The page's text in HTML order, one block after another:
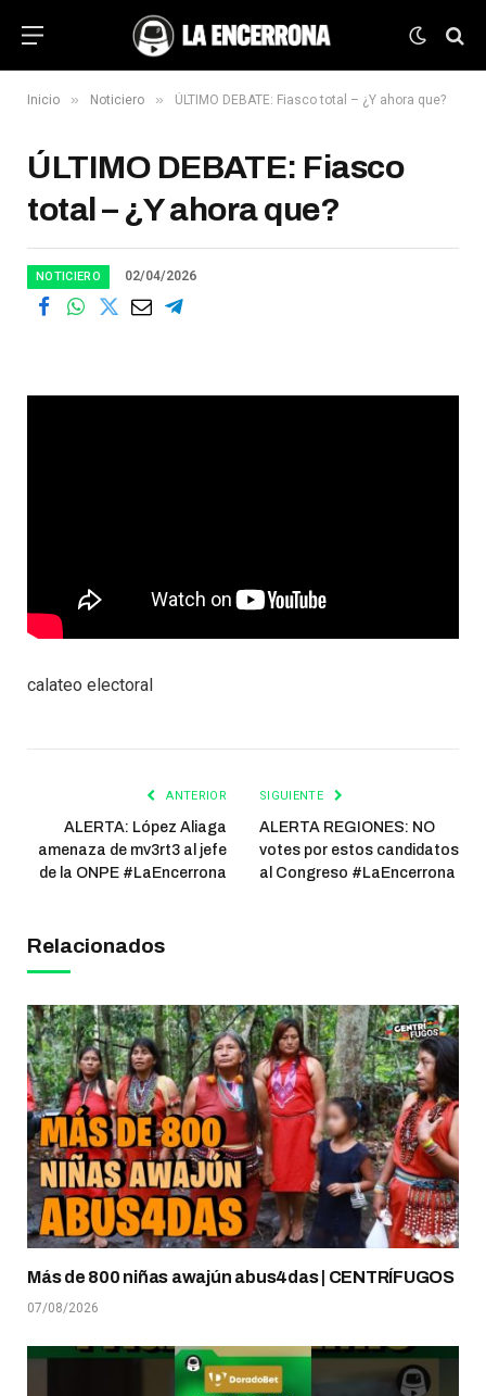
Inicio » Noticiero » ÚLTIMO DEBATE: Fiasco total – ¿Y ahora que?
ÚLTIMO DEBATE: Fiasco
total – ¿Y ahora que?
NOTICIERO 02/04/2026
calateo electoral
ANTERIOR
ALERTA: López Aliaga
amenaza de mv3rt3 al jefe
de la ONPE #LaEncerrona
SIGUIENTE
ALERTA REGIONES: NO
votes por estos candidatos
al Congreso #LaEncerrona
Relacionados
Más de 800 niñas awajún abus4das | CENTRÍFUGOS
07/08/2026